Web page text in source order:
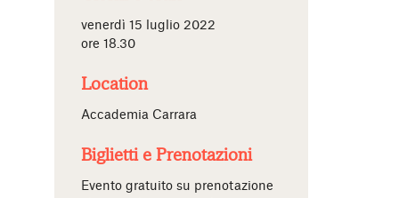
venerdì 15 luglio 2022
ore 18.30
Location
Accademia Carrara
Biglietti e Prenotazioni
Evento gratuito su prenotazione